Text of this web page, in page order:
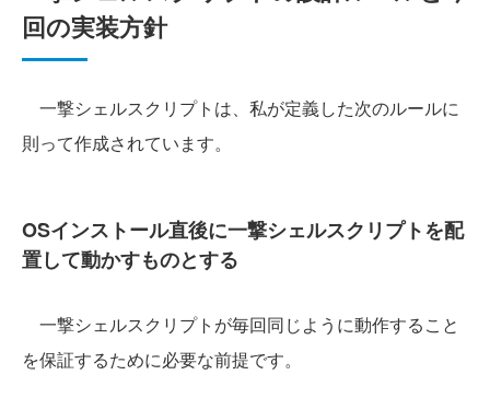
回の実装方針
一撃シェルスクリプトは、私が定義した次のルールに
則って作成されています。
OSインストール直後に一撃シェルスクリプトを配
置して動かすものとする
一撃シェルスクリプトが毎回同じように動作すること
を保証するために必要な前提です。